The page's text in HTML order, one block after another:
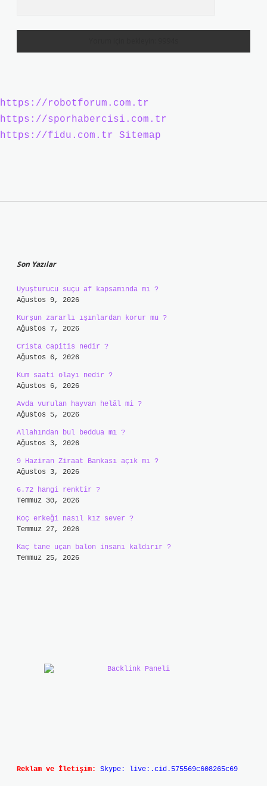
https://robotforum.com.tr
https://sporhabercisi.com.tr
https://fidu.com.tr
Sitemap
Son Yazılar
Uyuşturucu suçu af kapsamında mı ?
Ağustos 9, 2026
Kurşun zararlı ışınlardan korur mu ?
Ağustos 7, 2026
Crista capitis nedir ?
Ağustos 6, 2026
Kum saati olayı nedir ?
Ağustos 6, 2026
Avda vurulan hayvan helâl mi ?
Ağustos 5, 2026
Allahından bul beddua mı ?
Ağustos 3, 2026
9 Haziran Ziraat Bankası açık mı ?
Ağustos 3, 2026
6.72 hangi renktir ?
Temmuz 30, 2026
Koç erkeği nasıl kız sever ?
Temmuz 27, 2026
Kaç tane uçan balon insanı kaldırır ?
Temmuz 25, 2026
Reklam ve İletişim: Skype: live:.cid.575569c608265c69